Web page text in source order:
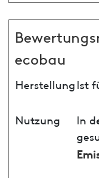
ecobau
HerstellungIst
Nutzung
In